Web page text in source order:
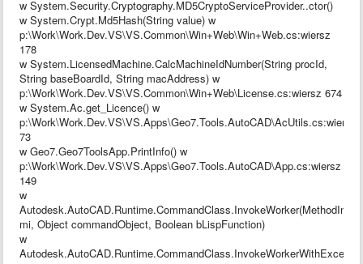
w System.Security.Cryptography.MD5CryptoServiceProvider..ctor()
w System.Crypt.Md5Hash(String value) w
p:\Work\Work.Dev.VS\VS.Common\Win+Web\Win+Web.cs:wiersz
178
w System.LicensedMachine.CalcMachineIdNumber(String procId,
String baseBoardId, String macAddress) w
p:\Work\Work.Dev.VS\VS.Common\Win+Web\License.cs:wiersz 674
w System.Ac.get_Licence() w
p:\Work\Work.Dev.VS\VS.Apps\Geo7.Tools.AutoCAD\AcUtils.cs:wiersz
73
w Geo7.Geo7ToolsApp.PrintInfo() w
p:\Work\Work.Dev.VS\VS.Apps\Geo7.Tools.AutoCAD\App.cs:wiersz
149
w
Autodesk.AutoCAD.Runtime.CommandClass.InvokeWorker(MethodInfo
mi, Object commandObject, Boolean bLispFunction)
w